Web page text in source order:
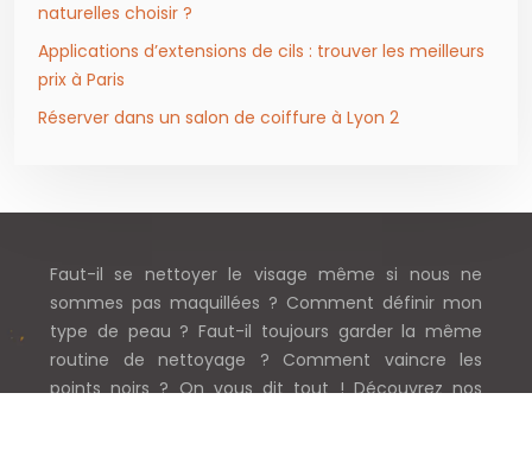
naturelles choisir ?
Applications d’extensions de cils : trouver les meilleurs
prix à Paris
Réserver dans un salon de coiffure à Lyon 2
Faut-il se nettoyer le visage même si nous ne
sommes pas maquillées ? Comment définir mon
type de peau ? Faut-il toujours garder la même
routine de nettoyage ? Comment vaincre les
points noirs ? On vous dit tout ! Découvrez nos